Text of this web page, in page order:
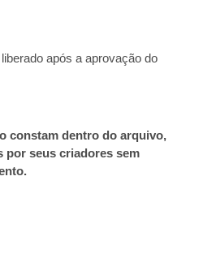
após a aprovação do
constam dentro do arquivo,
por seus criadores sem